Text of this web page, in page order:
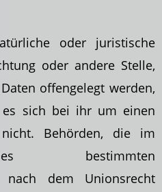
oder juristische
oder andere Stelle,
offengelegt werden,
es sich bei ihr um einen
Behörden, die im
bestimmten
nach dem Unionsrecht